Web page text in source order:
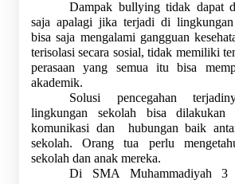
Dampak bullying tidak dapat
saja apalagi jika terjadi di
bisa saja mengalami gangguan
terisolasi secara sosial, tidak memiliki
perasaan yang semua itu bisa
akademik.
Solusi pencegahan
lingkungan sekolah bisa dilakukan
komunikasi dan  hubungan baik
sekolah. Orang tua perlu
sekolah dan anak mereka.
Di SMA Muhammadiyah 3